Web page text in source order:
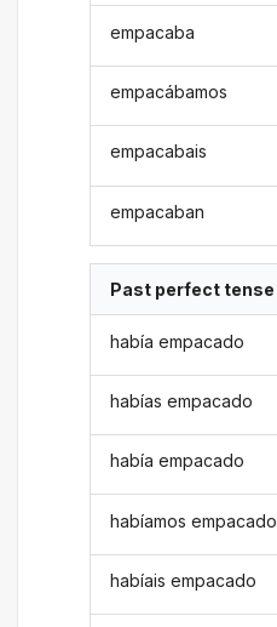
empacaba
empacábamos
empacabais
empacaban
Past perfect tense
había empacado
habías empacado
había empacado
habíamos empacado
habíais empacado